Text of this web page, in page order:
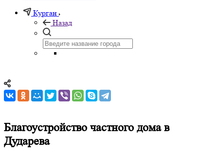
Курган
Назад
Благоустройство частного дома в
Дударева